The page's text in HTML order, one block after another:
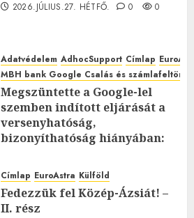
2026.JÚLIUS.27. HÉTFŐ. 0 0
Adatvédelem AdhocSupport Címlap
MBH bank Google Csalás és
Megszüntette a Google-lel
szemben indított eljárását a
versenyhatóság,
bizonyíthatóság hiányában:
2026.JÚLIUS.23. CSÜTÖRTÖK.
0
Címlap EuroAstra Külföld
Fedezzük fel Közép-Ázsiát! –
II. rész